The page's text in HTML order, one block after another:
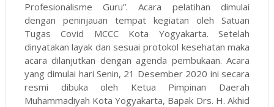
Profesionalisme Guru”. Acara pelatihan dimulai
dengan peninjauan tempat kegiatan oleh Satuan
Tugas Covid MCCC Kota Yogyakarta. Setelah
dinyatakan layak dan sesuai protokol kesehatan maka
acara dilanjutkan dengan agenda pembukaan. Acara
yang dimulai hari Senin, 21 Desember 2020 ini secara
resmi dibuka oleh Ketua Pimpinan Daerah
Muhammadiyah Kota Yogyakarta, Bapak Drs. H. Akhid